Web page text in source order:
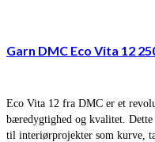
Garn DMC Eco Vita 12
Eco Vita 12 fra DMC er et
bæredygtighed og kvalitet.
til interiørprojekter som kurve,